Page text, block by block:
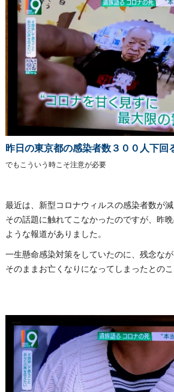
昨日の東京都の感染者数３００人下回
でもこういう時こそ注意が必要
最近は、新型コロナウィルスの感染者数が減
その話題に触れてこなかったのですが、昨
ような報道がありました。
一生懸命感染対策をしていたのに、残念なが
そのままお亡くなりになってしまったとのこ